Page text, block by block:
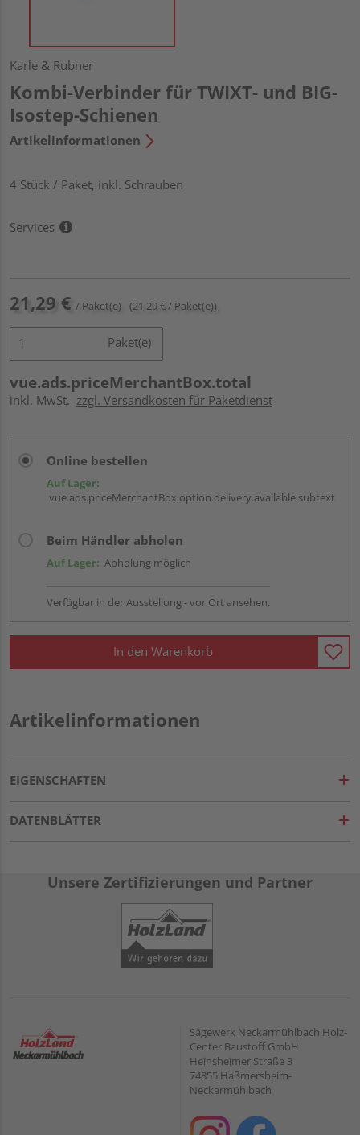
Karle & Rubner
Kombi-Verbinder für TWIXT- und BIG-
Isostep-Schienen
Artikelinformationen
4 Stück / Paket, inkl. Schrauben
Services
21,29 € / Paket(e) (21,29 € / Paket(e))
Paket(e)
vue.ads.priceMerchantBox.total
inkl. MwSt. zzgl. Versandkosten für Paketdienst
Online bestellen
Auf Lager:
vue.ads.priceMerchantBox.option.delivery.available.subtext
Beim Händler abholen
Auf Lager: Abholung möglich
Verfügbar in der Ausstellung - vor Ort ansehen.
In den Warenkorb
Artikelinformationen
EIGENSCHAFTEN
DATENBLÄTTER
Unsere Zertifizierungen und Partner
Sägewerk Neckarmühlbach Holz-
Center Baustoff GmbH
Heinsheimer Straße 3
74855 Haßmersheim-
Neckarmühlbach